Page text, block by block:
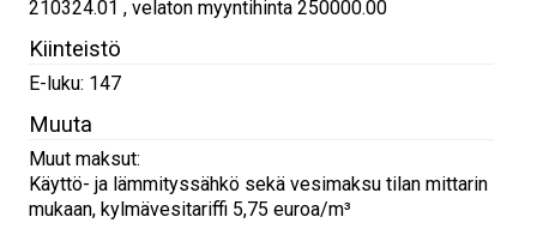
210324.01 , velaton myyntihinta 250000.00
Kiinteistö
E-luku: 147
Muuta
Muut maksut:
Käyttö- ja lämmityssähkö sekä vesimaksu tilan mittarin
mukaan, kylmävesitariffi 5,75 euroa/m³